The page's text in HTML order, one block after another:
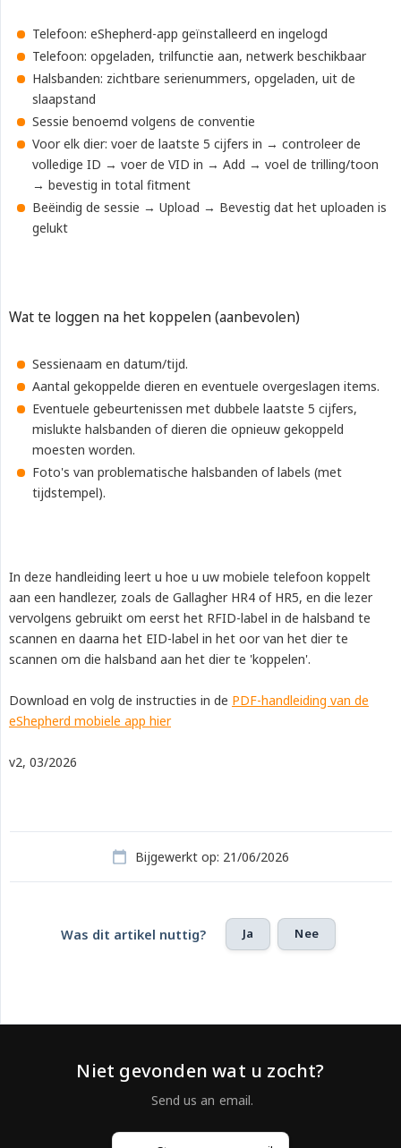
Telefoon: eShepherd-app geïnstalleerd en ingelogd
Telefoon: opgeladen, trilfunctie aan, netwerk beschikbaar
Halsbanden: zichtbare serienummers, opgeladen, uit de
slaapstand
Sessie benoemd volgens de conventie
Voor elk dier: voer de laatste 5 cijfers in → controleer de
volledige ID → voer de VID in → Add → voel de trilling/toon
→ bevestig in total fitment
Beëindig de sessie → Upload → Bevestig dat het uploaden is
gelukt
Wat te loggen na het koppelen (aanbevolen)
Sessienaam en datum/tijd.
Aantal gekoppelde dieren en eventuele overgeslagen items.
Eventuele gebeurtenissen met dubbele laatste 5 cijfers,
mislukte halsbanden of dieren die opnieuw gekoppeld
moesten worden.
Foto's van problematische halsbanden of labels (met
tijdstempel).
In deze handleiding leert u hoe u uw mobiele telefoon koppelt
aan een handlezer, zoals de Gallagher HR4 of HR5, en die lezer
vervolgens gebruikt om eerst het RFID-label in de halsband te
scannen en daarna het EID-label in het oor van het dier te
scannen om die halsband aan het dier te 'koppelen'.
Download en volg de instructies in de PDF-handleiding van de
eShepherd mobiele app hier
v2, 03/2026
Bijgewerkt op: 21/06/2026
Was dit artikel nuttig? Ja Nee
Niet gevonden wat u zocht?